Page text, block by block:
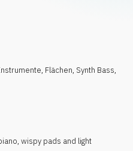
, Flächen, Synth Bass,
wispy pads and light